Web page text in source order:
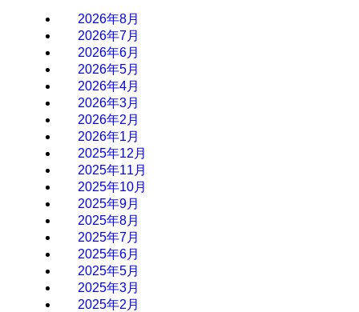
2026年8月
2026年7月
2026年6月
2026年5月
2026年4月
2026年3月
2026年2月
2026年1月
2025年12月
2025年11月
2025年10月
2025年9月
2025年8月
2025年7月
2025年6月
2025年5月
2025年3月
2025年2月